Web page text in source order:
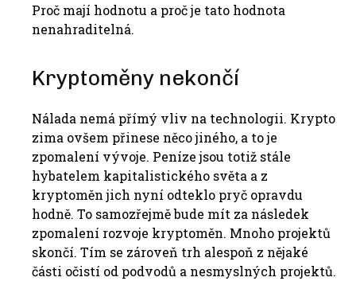
Proč mají hodnotu a proč je tato hodnota
nenahraditelná.
Kryptoměny nekončí
Nálada nemá přímý vliv na technologii. Krypto
zima ovšem přinese něco jiného, a to je
zpomalení vývoje. Peníze jsou totiž stále
hybatelem kapitalistického světa a z
kryptoměn jich nyní odteklo pryč opravdu
hodně. To samozřejmě bude mít za následek
zpomalení rozvoje kryptoměn. Mnoho projektů
skončí. Tím se zároveň trh alespoň z nějaké
části očistí od podvodů a nesmyslných projektů.